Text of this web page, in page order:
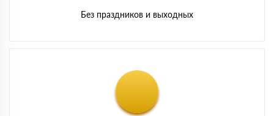
Без праздников и выходных